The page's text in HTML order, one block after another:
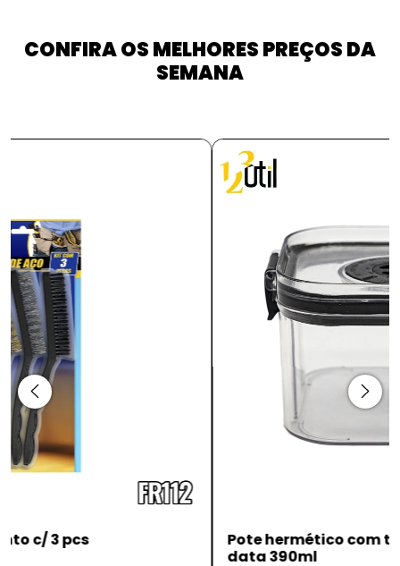
CONFIRA OS MELHORES PREÇOS DA
SEMANA
Pote hermético com trava e indicador de